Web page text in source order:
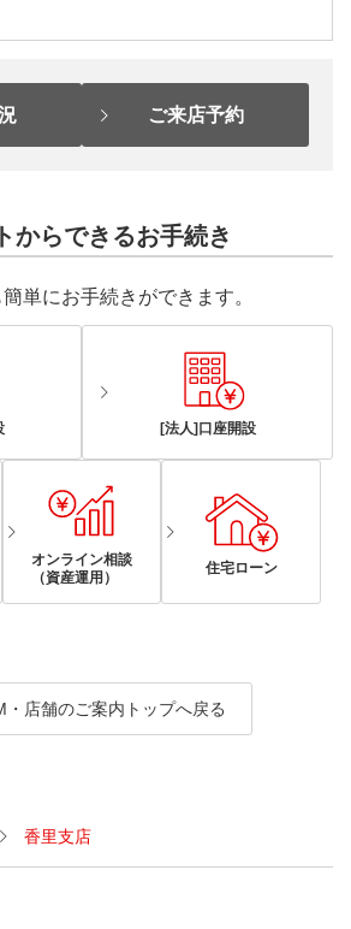
ご来店予約
からできるお手続き
単にお手続きができます。
[法人]口座開設
オンライン相談
（資産運用）
住宅ローン
・店舗のご案内トップへ戻る
香里支店